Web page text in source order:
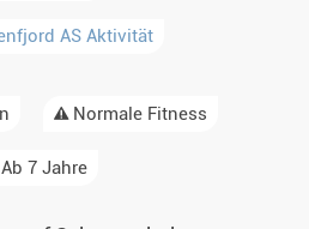
AS Aktivität
Normale Fitness
7 Jahre